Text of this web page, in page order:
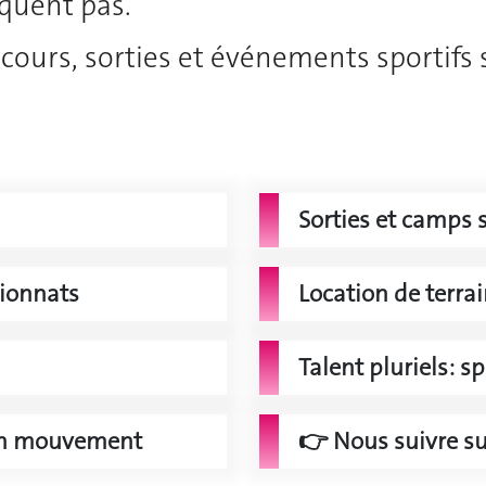
sorties et événements
Sorties et camps
Location de
Talent pluriels:
mouvement 👉 Nous suivre